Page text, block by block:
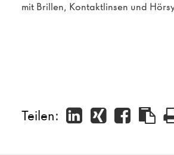
mit Brillen, Kontaktlinsen und
Teilen: